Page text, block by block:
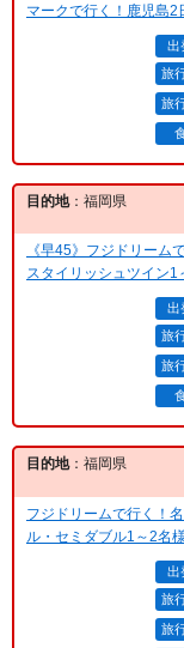
マークで行く！鹿児島2
出
旅
旅
目的地：福岡県
《早45》フジドリー
スタイリッシュツイン
出
旅
旅
目的地：福岡県
フジドリームで行く！
ル・セミダブル1～2名
出
旅
旅